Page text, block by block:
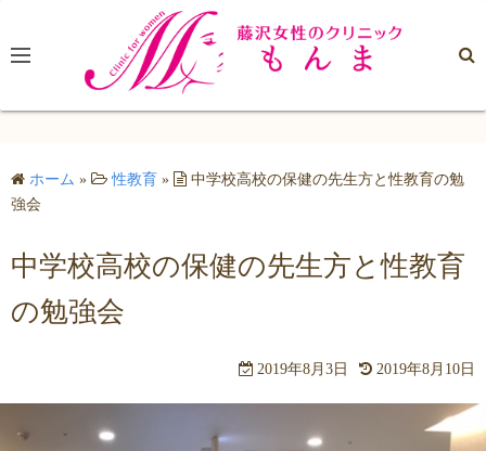
テ
ス
キ
プ
ホーム » 性教育 »
中学校高校の保健の先生方と性教育の勉
強会
中学校高校の保健の先生方と性教育
の勉強会
2019年8月3日 2019年8月10日